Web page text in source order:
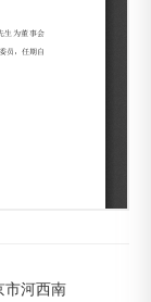
市河西南